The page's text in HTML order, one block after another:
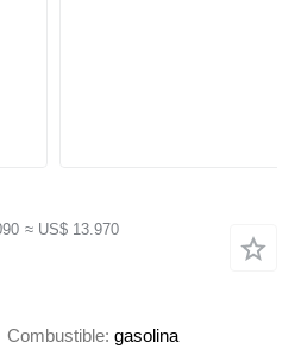
≈ US$ 13.970
Combustible gasolina